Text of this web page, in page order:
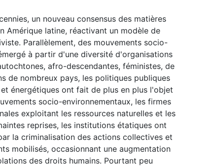
un nouveau consensus des matières
Amérique latine, réactivant un modèle de
Parallèlement, des mouvements socio-
à partir d'une diversité d'organisations
afro-descendantes, féministes, de
de nombreux pays, les politiques publiques
énergétiques ont fait de plus en plus l'objet
socio-environnementaux, les firmes
exploitant les ressources naturelles et les
reprises, les institutions étatiques ont
la criminalisation des actions collectives et
mobilisés, occasionnant une augmentation
des droits humains. Pourtant peu